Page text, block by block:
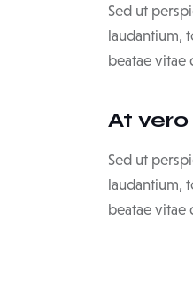
Sed ut
laudantium,
beatae vitae
At
Sed ut
laudantium,
beatae vitae